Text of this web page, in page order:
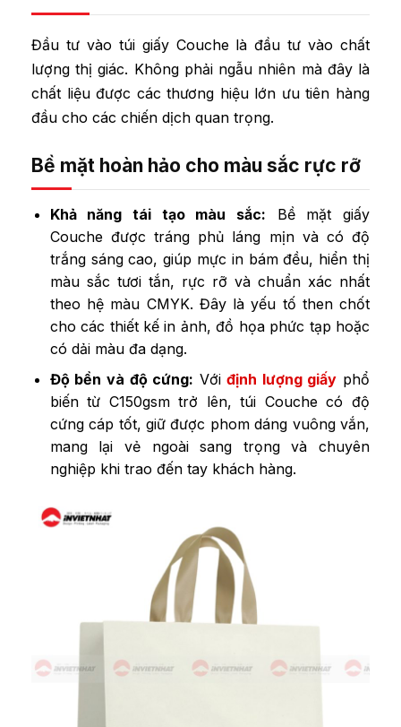
Đầu tư vào túi giấy Couche là đầu tư vào chất
lượng thị giác. Không phải ngẫu nhiên mà đây là
chất liệu được các thương hiệu lớn ưu tiên hàng
đầu cho các chiến dịch quan trọng.
Bề mặt hoàn hảo cho màu sắc rực rỡ
Khả năng tái tạo màu sắc: Bề mặt giấy
Couche được tráng phủ láng mịn và có độ
trắng sáng cao, giúp mực in bám đều, hiển thị
màu sắc tươi tắn, rực rỡ và chuẩn xác nhất
theo hệ màu CMYK. Đây là yếu tố then chốt
cho các thiết kế in ảnh, đồ họa phức tạp hoặc
có dải màu đa dạng.
Độ bền và độ cứng: Vớiđịnh lượng giấy phổ
biến từ C150gsm trở lên, túi Couche có độ
cứng cáp tốt, giữ được phom dáng vuông vắn,
mang lại vẻ ngoài sang trọng và chuyên
nghiệp khi trao đến tay khách hàng.